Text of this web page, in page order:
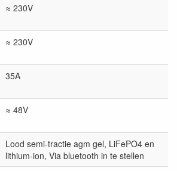
≈ 230V
≈ 230V
35A
≈ 48V
Lood semi-tractie agm gel, LiFePO4 en
lithium-ion, Via bluetooth in te stellen